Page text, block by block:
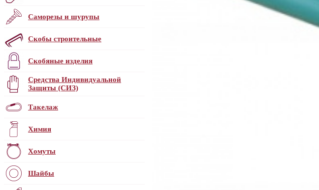
Саморезы и шурупы
Скобы строительные
Скобяные изделия
Средства Индивидуальной
Защиты (СИЗ)
Такелаж
Химия
Хомуты
Шайбы